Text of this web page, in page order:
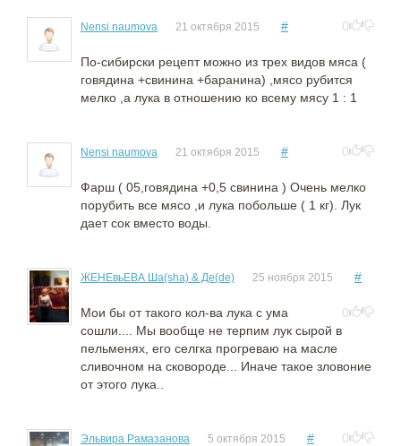
Nensi naumova 21 октября 2015 # 0
По-сибирски рецепт можно из трех видов мяса (
говядина +свинина +баранина) ,мясо рубится
мелко ,а лука в отношению ко всему мясу 1 : 1
Nensi naumova 21 октября 2015 # 0
Фарш ( 05,говядина +0,5 свинина ) Очень мелко
порубить все мясо ,и лука побольше ( 1 кг). Лук
дает сок вместо воды.
ЖEHЕвьЕВА Ша(sha) & Де(de) 25 ноября 2015 #
0
Мои бы от такого кол-ва лука с ума
сошли.... Мы вообще не терпим лук сырой в
пельменях, его селгка прогреваю на масле
сливочном на сковороде... Иначе такое зловоние
от этого лука..
Эльвира Рамазанова 5 октября 2015 # 0